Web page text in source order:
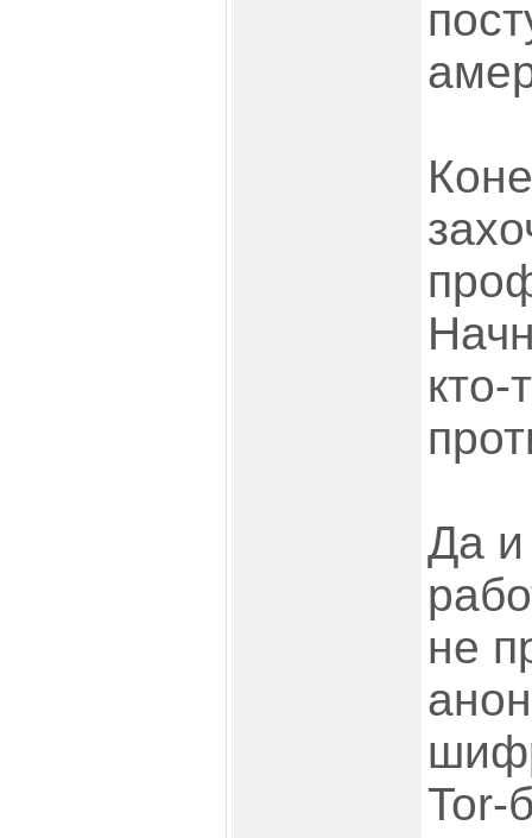
кто-
Да и
не
Tor-